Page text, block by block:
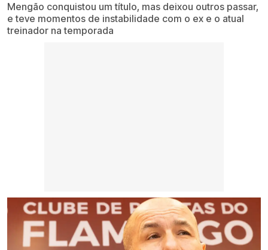
Mengão conquistou um título, mas deixou outros passar,
e teve momentos de instabilidade com o ex e o atual
treinador na temporada